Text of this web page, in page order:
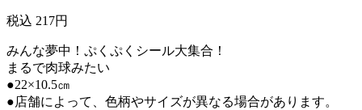
税込 217円
みんな夢中！ぷくぷくシール大集合！
まるで肉球みたい
●22×10.5㎝
●店舗によって、色柄やサイズが異なる場合があります。